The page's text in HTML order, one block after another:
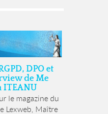
DPO et
de Me
ITEANU
le magazine du
Lexweb, Maître